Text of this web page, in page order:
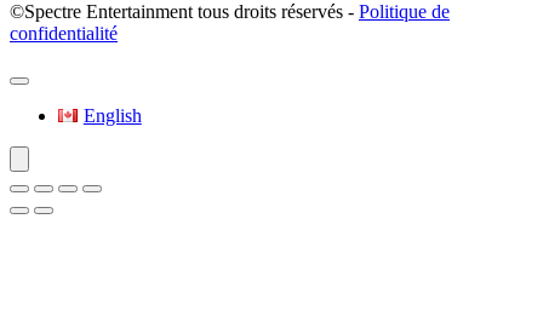
©Spectre Entertainment tous droits réservés - Politique de
confidentialité
English